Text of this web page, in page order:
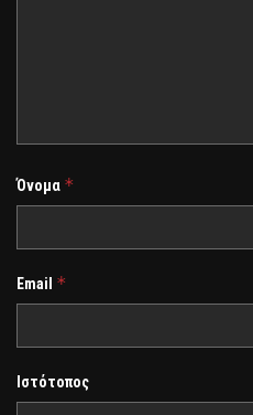
Όνομα *
Email *
Ιστότοπος